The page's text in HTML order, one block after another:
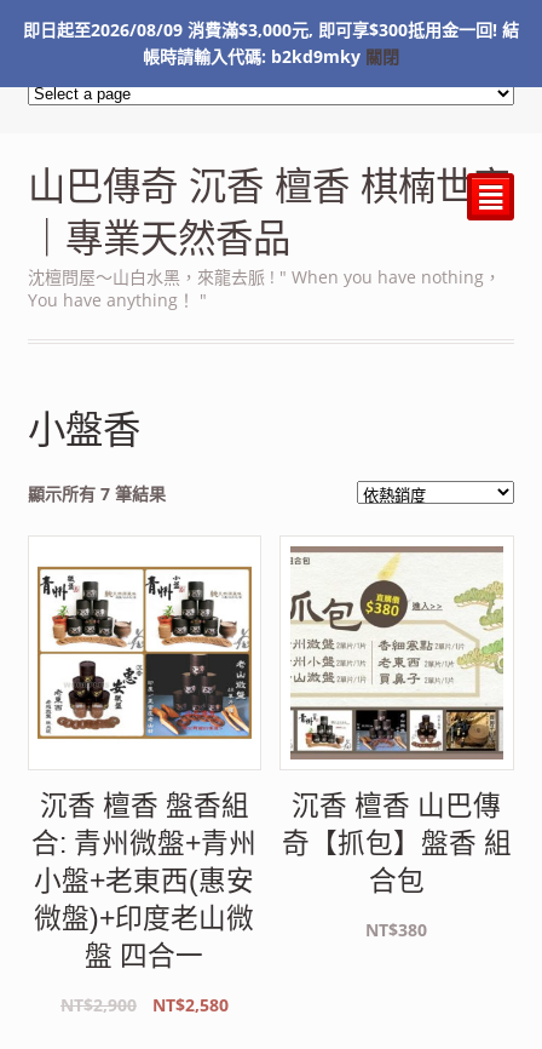
山巴傳奇 沉香 檀香 棋楠世家
｜專業天然香品
沈檀問屋～山白水黑，來龍去脈 ! " When you have nothing，
You have anything！ "
²
小盤香
顯示所有 7 筆結果依
度
排
序
沉香 檀香 盤香組
合: 青州微盤+青州
小盤+老東西(惠安
微盤)+印度老山微
盤 四合一
NT$2,900
原NT$2,580目
沉香 檀香 山巴傳
奇【抓包】盤香 組
合包
NT$380
即日起至2026/08/09 消費滿$3,000元, 即可享$300抵用金一回! 結
帳時請輸入代碼: b2kd9mky 關閉